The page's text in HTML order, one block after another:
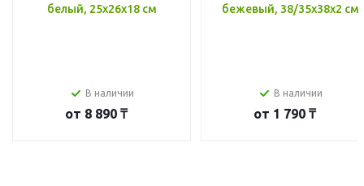
белый, 25x26x18 см
В наличии
от 8 890 ₸
бежевый, 38/35x38x2 см
В наличии
от 1 790 ₸